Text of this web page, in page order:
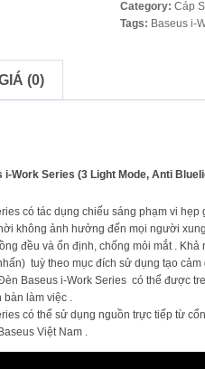
Category: Cáp
Tags: Baseus i-
(0)
Work Series (3 Light Mode, Anti
có tác dụng chiếu sáng phạm vi
không ảnh hưởng đến mọi người xung
đều và ổn định, chống mỏi mắt .
tuỳ theo mục đích sử dụng tạo
Baseus i-Work Series có thể được
làm việc .
có thể sử dụng nguồn trực tiếp từ
Việt Nam .